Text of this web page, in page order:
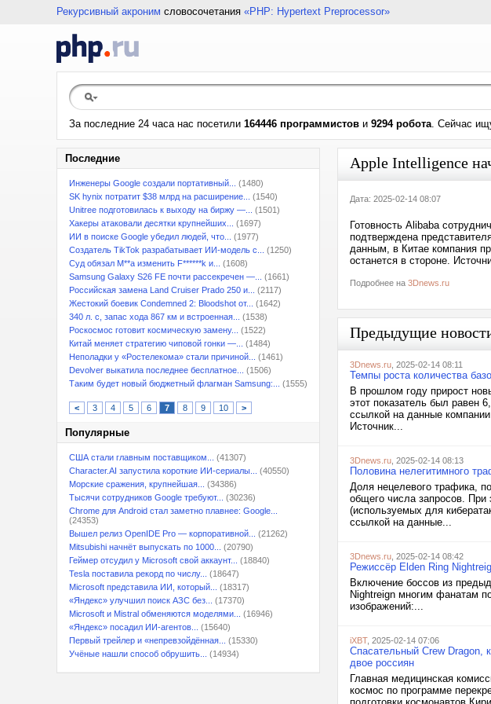
Рекурсивный акроним словосочетания «PHP: Hypertext Preprocessor»
За последние 24 часа нас посетили 164446 программистов и 9294 робота. Сейчас
Последние
Инженеры Google создали портативный...
(1480)
SK hynix потратит $38 млрд на расширение...
(1540)
Unitree подготовилась к выходу на биржу —...
(1501)
Хакеры атаковали десятки крупнейших...
(1697)
ИИ в поиске Google убедил людей, что...
(1977)
Создатель TikTok разрабатывает ИИ-модель с...
(1250)
Суд обязал M**a изменить F******k и...
(1608)
Samsung Galaxy S26 FE почти рассекречен —...
(1661)
Российская замена Land Cruiser Prado 250 и...
(2117)
Жестокий боевик Condemned 2: Bloodshot от...
(1642)
340 л. с, запас хода 867 км и встроенная...
(1538)
Роскосмос готовит космическую замену...
(1522)
Китай меняет стратегию чиповой гонки —...
(1484)
Неполадки у «Ростелекома» стали причиной...
(1461)
Devolver выкатила последнее бесплатное...
(1506)
Таким будет новый бюджетный флагман Samsung:...
(1555)
< 3 4 5 6 7 8 9 10 >
Популярные
США стали главным поставщиком...
(41307)
Character.AI запустила короткие ИИ-сериалы...
(40550)
Морские сражения, крупнейшая...
(34386)
Тысячи сотрудников Google требуют...
(30236)
Chrome для Android стал заметно плавнее: Google...
(24353)
Вышел релиз OpenIDE Pro — корпоративной...
(21262)
Mitsubishi начнёт выпускать по 1000...
(20790)
Геймер отсудил у Microsoft свой аккаунт...
(18840)
Tesla поставила рекорд по числу...
(18647)
Microsoft представила ИИ, который...
(18317)
«Яндекс» улучшил поиск АЗС без...
(17370)
Microsoft и Mistral обменяются моделями...
(16946)
«Яндекс» посадил ИИ-агентов...
(15640)
Первый трейлер и «непревзойдённая...
(15330)
Учёные нашли способ обрушить...
(14934)
Apple Intelligence
Дата: 2025-02-14 08:07
Готовность Alibaba
подтверждена
данным, в Китае компания
останется в стороне.
Подробнее на 3Dnews.ru
Предыдущие
3Dnews.ru , 2025-02-14 08:11
Темпы роста количества
В прошлом году прирост
этот показатель был равен
ссылкой на данные
Источник...
3Dnews.ru , 2025-02-14 08:13
Половина нелегитимного
Доля нецелевого трафика,
общего числа запросов. При
(используемых для
ссылкой на данные...
3Dnews.ru , 2025-02-14 08:42
Режиссёр Elden Ring
Включение боссов из
Nightreign многим фанатам
изображений:...
iXBT, 2025-02-14 07:06
Спасательный Crew Dragon,
двое россиян
Главная медицинская
космос по программе